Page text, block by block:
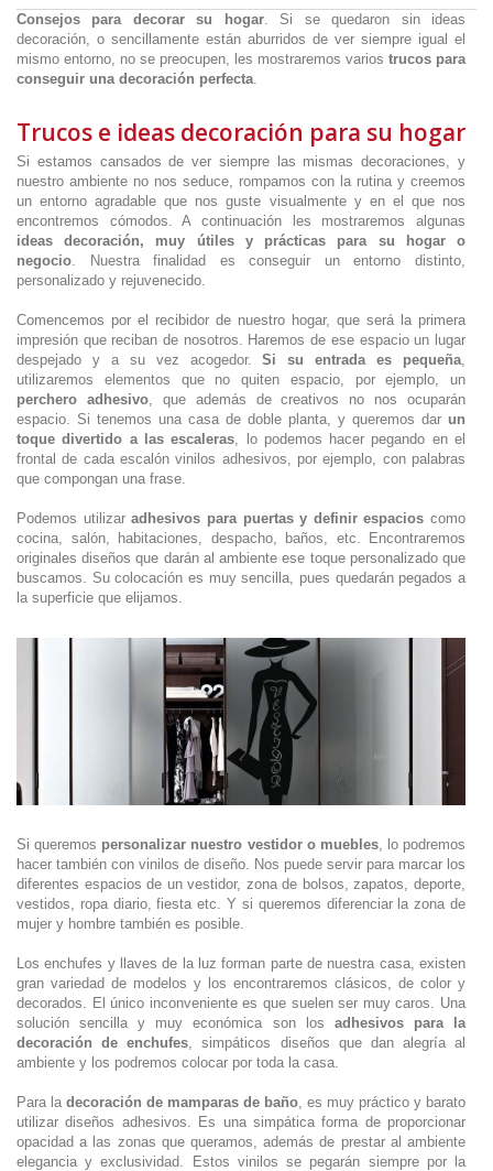
Consejos para decorar su hogar. Si se quedaron sin ideas
decoración, o sencillamente están aburridos de ver siempre igual el
mismo entorno, no se preocupen, les mostraremos varios trucos para
conseguir una decoración perfecta.
Trucos e ideas decoración para su hogar
Si estamos cansados de ver siempre las mismas decoraciones, y
nuestro ambiente no nos seduce, rompamos con la rutina y creemos
un entorno agradable que nos guste visualmente y en el que nos
encontremos cómodos. A continuación les mostraremos algunas
ideas decoración, muy útiles y prácticas para su hogar o
negocio. Nuestra finalidad es conseguir un entorno distinto,
personalizado y rejuvenecido.
Comencemos por el recibidor de nuestro hogar, que será la primera
impresión que reciban de nosotros. Haremos de ese espacio un lugar
despejado y a su vez acogedor.Si su entrada es pequeña,
utilizaremos elementos que no quiten espacio, por ejemplo, un
perchero adhesivo, que además de creativos no nos ocuparán
espacio. Si tenemos una casa de doble planta, y queremos dar un
toque divertido a las escaleras, lo podemos hacer pegando en el
frontal de cada escalón vinilos adhesivos, por ejemplo, con palabras
que compongan una frase.
Podemos utilizaradhesivos para puertas y definir espacios como
cocina, salón, habitaciones, despacho, baños, etc. Encontraremos
originales diseños que darán al ambiente ese toque personalizado que
buscamos. Su colocación es muy sencilla, pues quedarán pegados a
la superficie que elijamos.
Si queremos personalizar nuestro vestidor o muebles, lo podremos
hacer también con vinilos de diseño. Nos puede servir para marcar los
diferentes espacios de un vestidor, zona de bolsos, zapatos, deporte,
vestidos, ropa diario, fiesta etc. Y si queremos diferenciar la zona de
mujer y hombre también es posible.
Los enchufes y llaves de la luz forman parte de nuestra casa, existen
gran variedad de modelos y los encontraremos clásicos, de color y
decorados. El único inconveniente es que suelen ser muy caros. Una
solución sencilla y muy económica son los adhesivos para la
decoración de enchufes , simpáticos diseños que dan alegría al
ambiente y los podremos colocar por toda la casa.
Para la decoración de mamparas de baño , es muy práctico y barato
utilizar diseños adhesivos. Es una simpática forma de proporcionar
opacidad a las zonas que queramos, además de prestar al ambiente
elegancia y exclusividad. Estos vinilos se pegarán siempre por la